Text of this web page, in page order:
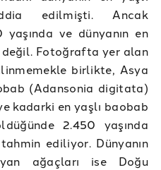
edilmişti. Ancak
ve dünyanın en
değil. Fotoğrafta yer alan
birlikte, Asya
(Adansonia digitata)
kadarki en yaşlı baobab
2.450 yaşında
ediliyor. Dünyanın
ağaçları ise Doğu